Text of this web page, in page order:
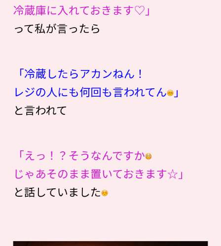
冷蔵庫に入れておきます♡」
って私が言ったら
「冷蔵したらアカンねん！
レジの人にも何回も言われてん
」
と言われて
「えっ！？そうなんですか
じゃあそのまま置いておきます☆」
と話していました